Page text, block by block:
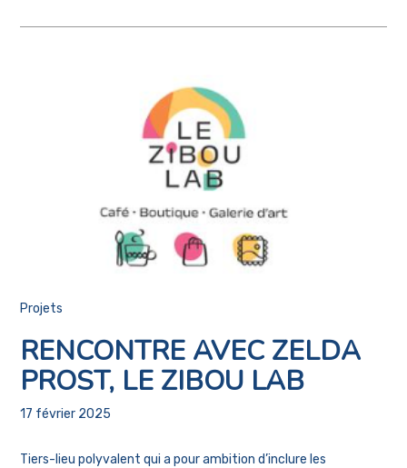
Projets
RENCONTRE AVEC ZELDA
PROST, LE ZIBOU LAB
17 février 2025
Tiers-lieu polyvalent qui a pour ambition d’inclure les